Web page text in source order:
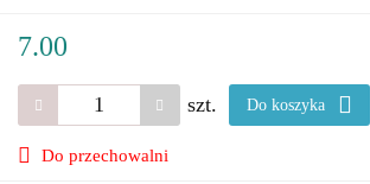
7.00
szt. Do koszyka
Do przechowalni